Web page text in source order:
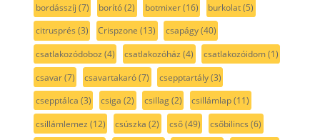
bordásszíj (7) borító(2) botmixer(16) burkolat(5)
citrusprés (3) Crispzone (13) csapágy(40)
csatlakozódoboz (4) csatlakozóház (4) csatlakozóidom(1)
csavar(7) csavartakaró(7) csepptartály(3)
csepptálca (3) csiga (2) csillag(2) csillámlap(11)
csillámlemez (12) csúszka (2) cső(49) csőbilincs (6)